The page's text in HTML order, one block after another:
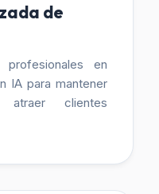
de
profesionales en
IA para mantener
clientes